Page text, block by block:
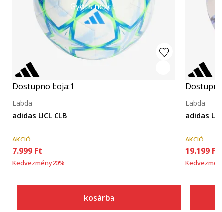
Gyors nézet
Dostupno boja:1
adidas UCL CLB
Labda
AKCIÓ
7.999 Ft
Kedvezmény20%
kosárba
adidas
Labda
AKCIÓ
19.199 Ft